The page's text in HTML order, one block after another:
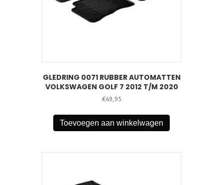
GLEDRING 0071 RUBBER AUTOMATTEN
VOLKSWAGEN GOLF 7 2012 T/M 2020
€49,95
Toevoegen aan winkelwagen